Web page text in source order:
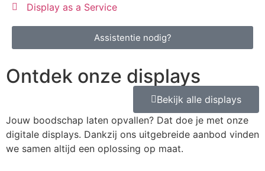
Display as a Service
Assistentie nodig?
Ontdek onze displays
Bekijk alle displays
Jouw boodschap laten opvallen? Dat doe je met onze
digitale displays. Dankzij ons uitgebreide aanbod vinden
we samen altijd een oplossing op maat.